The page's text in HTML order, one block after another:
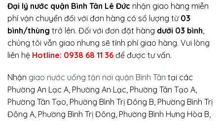
Đại lý nước quận Bình Tân Lê Đức nhận giao hàng miễn
phí vận chuyển đối với đơn hàng có số lượng từ 03
bình/thùng trở lên. Đối với đơn đặt hàng dưới 03 bình
chúng tôi vẫn giao nhưng sẽ tính phí giao hàng. Vui lòng
liên hệ Hotline: 0938 68 11 36 để được tư vấn.
Nhận giao nước uống tận nơi quận Bình Tân tại các
Phường An Lạc A, Phường An Lạc, Phường Tân Tạo A,
Phường Tân Tạo, Phường Bình Trị Đông B, Phường Bình Trị
Đông A, Phường Bình Trị Đông, Phường Bình Hưng Hòa B,